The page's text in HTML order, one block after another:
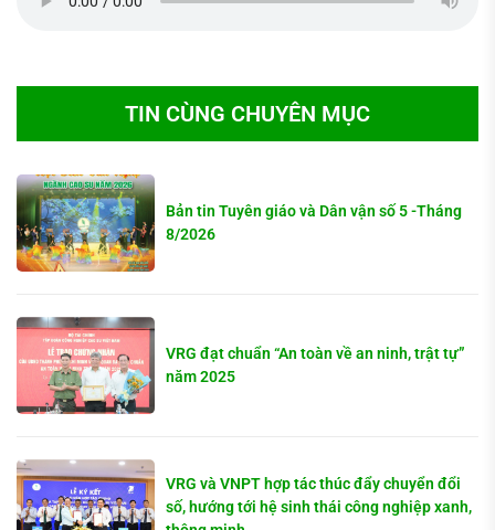
TIN CÙNG CHUYÊN MỤC
Bản tin Tuyên giáo và Dân vận số 5 -Tháng
8/2026
VRG đạt chuẩn “An toàn về an ninh, trật tự”
năm 2025
VRG và VNPT hợp tác thúc đẩy chuyển đổi
số, hướng tới hệ sinh thái công nghiệp xanh,